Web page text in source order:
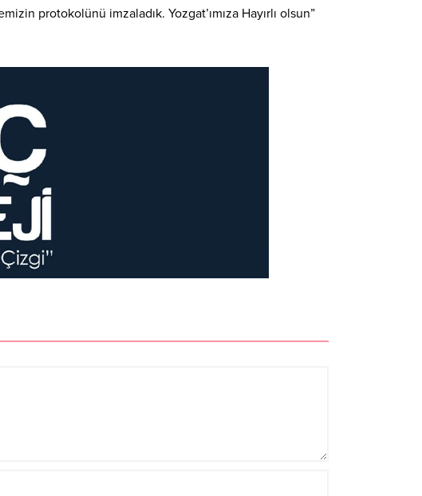
protokolünü imzaladık. Yozgat’ımıza Hayırlı olsun”